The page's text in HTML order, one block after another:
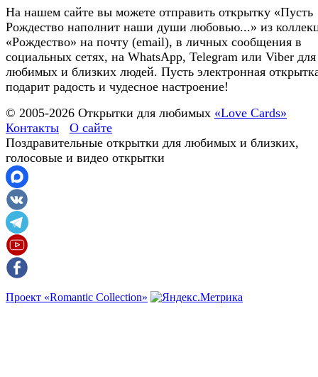
На нашем сайте вы можете отправить открытку «Пусть
Рождество наполнит наши души любовью...» из
«Рождество» на почту (email), в личных сообщения в
социальных сетях, на WhatsApp, Telegram или Viber для
любимых и близких людей. Пусть электронная
подарит радость и чудесное настроение!
© 2005-2026 Открытки для любимых «Love Cards»
Контакты
О сайте
Поздравительные открытки для любимых и близких,
голосовые и видео открытки
Проект «Romantic Collection»